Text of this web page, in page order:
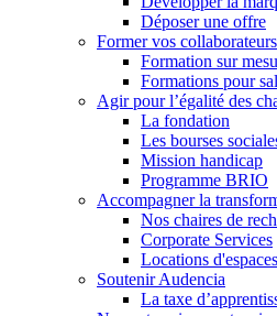
Déposer une offre
Former vos collaborateurs
Formation sur
Formations pour
Agir pour l’égalité des
La fondation
Les bourses
Mission handicap
Programme BRIO
Accompagner la
Nos chaires de
Corporate Services
Locations d'espaces
Soutenir Audencia
La taxe